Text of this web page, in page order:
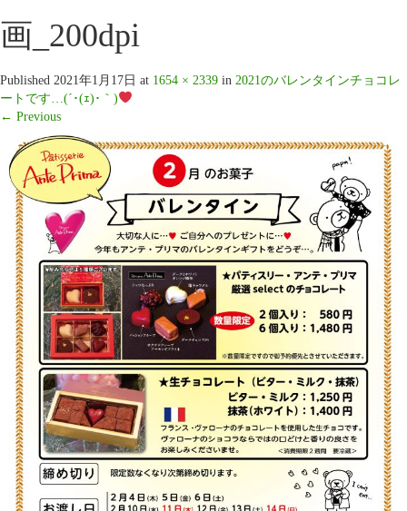
画_200dpi
Published 2021年1月17日 at 1654 × 2339 in 2021のバレンタインチョコレ
ートです…(´･(ｪ)･｀)
← Previous